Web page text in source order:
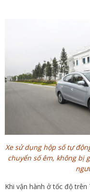
Xe sử dụng hộp số tự
chuyển số êm, không bị
Khi vận hành ở tốc độ